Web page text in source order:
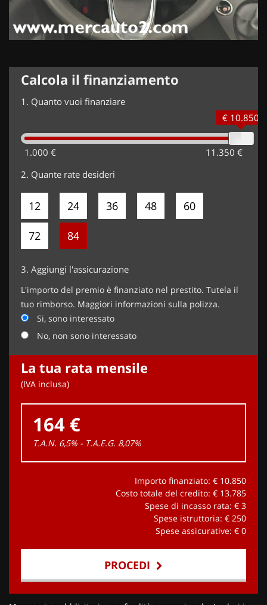
Calcola il finanziamento
1. Quanto vuoi finanziare
1.000 € 11.350 €
€ 10.850
2. Quante rate desideri
12 24 36 48 60
72 84
3. Aggiungi l'assicurazione
L'importo del premio è finanziato nel prestito. Tutela il
tuo rimborso. Maggiori informazioni sulla polizza.
Si, sono interessato
No, non sono interessato
La tua rata mensile
(IVA inclusa)
164 €
T.A.N. 6,5% - T.A.E.G. 8,07%
Importo finanziato: € 10.850
Costo totale del credito: € 13.785
Spese di incasso rata: € 3
Spese istruttoria: € 250
Spese assicurative: € 0
PROCEDI